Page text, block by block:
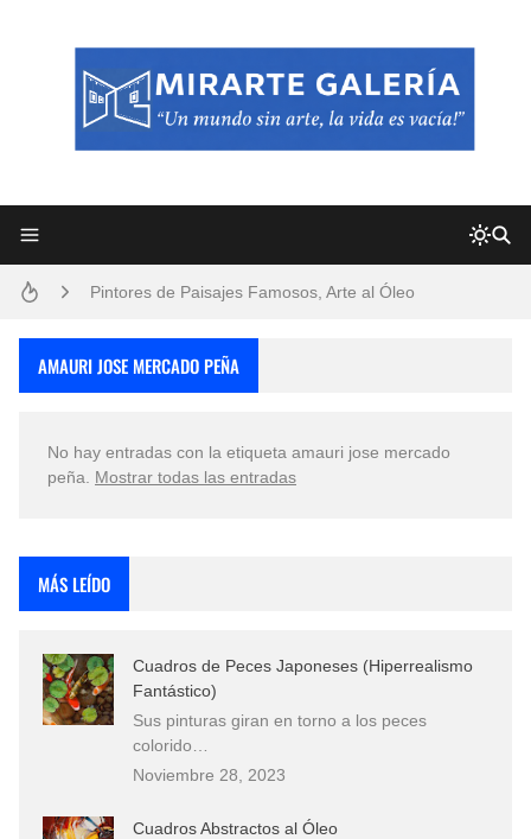
Pintores de Paisajes Famosos, Arte al Óleo
Que significan los cuadros de negras africanas?
El mundo del arte en pintura surrealista
AMAURI JOSE MERCADO PEÑA
No hay entradas con la etiqueta amauri jose mercado
peña
Mostrar todas las entradas
MÁS LEÍDO
Cuadros de Peces Japoneses (Hiperrealismo
Fantástico)
Sus pinturas giran en torno a los peces
colorido…
Noviembre 28, 2023
Cuadros Abstractos al Óleo